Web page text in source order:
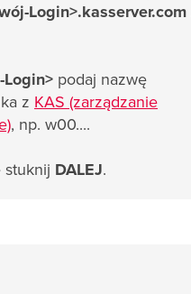
Login>.kasserver.com
Login> podaj nazwę
z KAS (zarządzanie
, np. w00....
stuknij DALEJ.